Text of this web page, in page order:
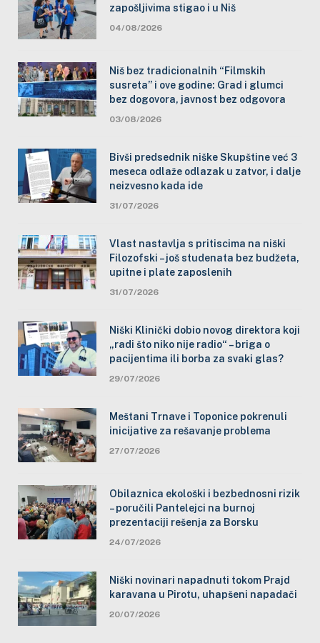
zapošljivima stigao i u Niš
04/08/2026
Niš bez tradicionalnih “Filmskih
susreta” i ove godine: Grad i glumci
bez dogovora, javnost bez odgovora
03/08/2026
Bivši predsednik niške Skupštine već 3
meseca odlaže odlazak u zatvor, i dalje
neizvesno kada ide
31/07/2026
Vlast nastavlja s pritiscima na niški
Filozofski – još studenata bez budžeta,
upitne i plate zaposlenih
31/07/2026
Niški Klinički dobio novog direktora koji
„radi što niko nije radio“ – briga o
pacijentima ili borba za svaki glas?
29/07/2026
Meštani Trnave i Toponice pokrenuli
inicijative za rešavanje problema
27/07/2026
Obilaznica ekološki i bezbednosni rizik
– poručili Pantelejci na burnoj
prezentaciji rešenja za Borsku
24/07/2026
Niški novinari napadnuti tokom Prajd
karavana u Pirotu, uhapšeni napadači
20/07/2026